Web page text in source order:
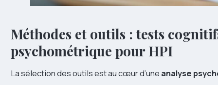
Méthodes et outils : tests
psychométrique pour HPI
La sélection des outils est au cœur d’une analyse